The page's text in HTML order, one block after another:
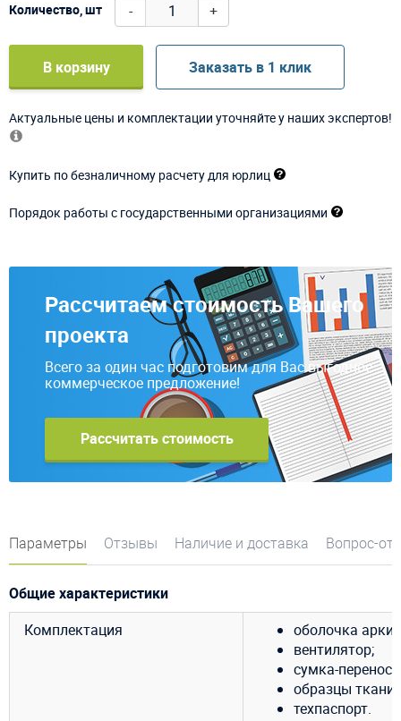
Количество, шт - +
В корзину Заказать в 1 клик
Актуальные цены и комплектации уточняйте у наших экспертов!
Купить по безналичному расчету для юрлиц
Порядок работы с государственными организациями
Рассчитаем стоимость Вашего
проекта
Всего за один час подготовим для Вас выгодное
коммерческое предложение!
Рассчитать стоимость
Параметры Отзывы Наличие и доставка Вопрос-
Общие характеристики
Комплектация
оболочка арки;
вентилятор;
сумка-
образцы ткани
техпаспорт.